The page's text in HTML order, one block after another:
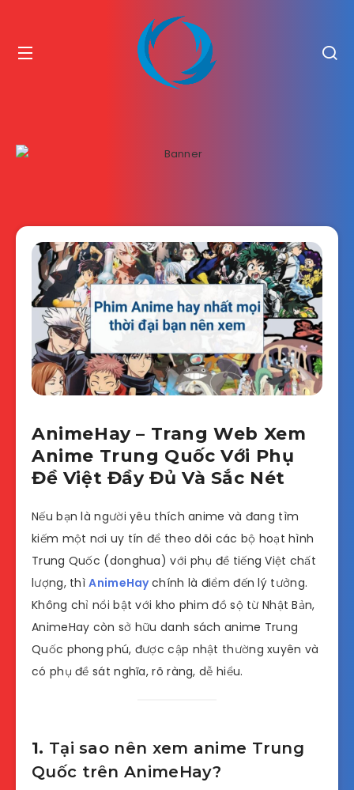
AnimeHay – Trang Web Xem
Anime Trung Quốc Với Phụ
Đề Việt Đầy Đủ Và Sắc Nét
Nếu bạn là người yêu thích anime và đang tìm
kiếm một nơi uy tín để theo dõi các bộ hoạt hình
Trung Quốc (donghua) với phụ đề tiếng Việt chất
lượng, thìAnimeHaychính là điểm đến lý tưởng.
Không chỉ nổi bật với kho phim đồ sộ từ Nhật Bản,
AnimeHay còn sở hữu danh sách anime Trung
Quốc phong phú, được cập nhật thường xuyên và
có phụ đề sát nghĩa, rõ ràng, dễ hiểu.
1. Tại sao nên xem anime Trung
Quốc trên AnimeHay?